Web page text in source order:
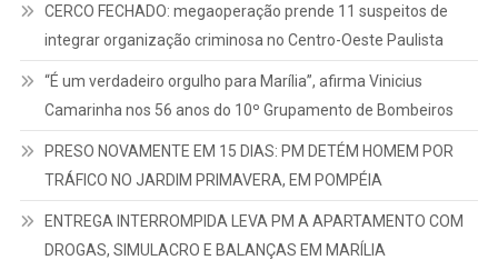
CERCO FECHADO: megaoperação prende 11 suspeitos de
integrar organização criminosa no Centro-Oeste Paulista
“É um verdadeiro orgulho para Marília”, afirma Vinicius
Camarinha nos 56 anos do 10º Grupamento de Bombeiros
PRESO NOVAMENTE EM 15 DIAS: PM DETÉM HOMEM POR
TRÁFICO NO JARDIM PRIMAVERA, EM POMPÉIA
ENTREGA INTERROMPIDA LEVA PM A APARTAMENTO COM
DROGAS, SIMULACRO E BALANÇAS EM MARÍLIA